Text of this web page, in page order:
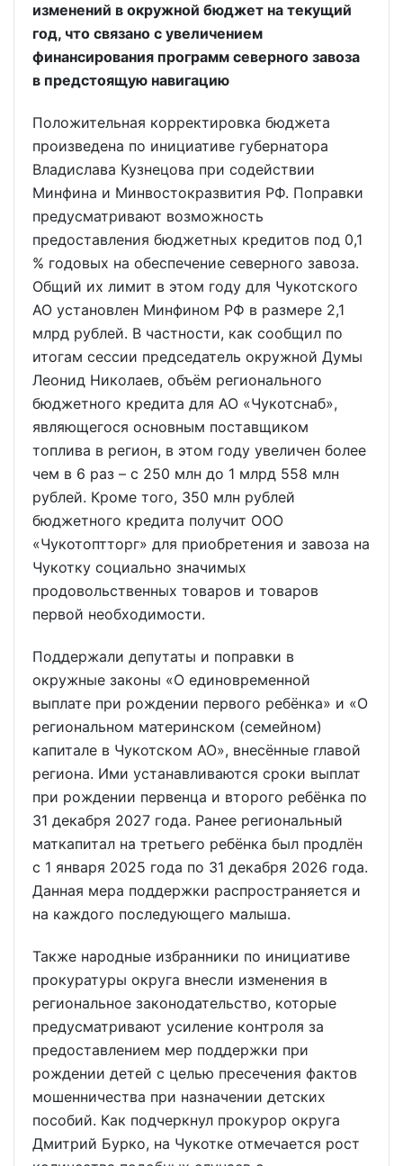
изменений в окружной бюджет на текущий
год, что связано с увеличением
финансирования программ северного завоза
в предстоящую навигацию
Положительная корректировка бюджета
произведена по инициативе губернатора
Владислава Кузнецова при содействии
Минфина и Минвостокразвития РФ. Поправки
предусматривают возможность
предоставления бюджетных кредитов под 0,1
% годовых на обеспечение северного завоза.
Общий их лимит в этом году для Чукотского
АО установлен Минфином РФ в размере 2,1
млрд рублей. В частности, как сообщил по
итогам сессии председатель окружной Думы
Леонид Николаев, объём регионального
бюджетного кредита для АО «Чукотснаб»,
являющегося основным поставщиком
топлива в регион, в этом году увеличен более
чем в 6 раз – с 250 млн до 1 млрд 558 млн
рублей. Кроме того, 350 млн рублей
бюджетного кредита получит ООО
«Чукотоптторг» для приобретения и завоза на
Чукотку социально значимых
продовольственных товаров и товаров
первой необходимости.
Поддержали депутаты и поправки в
окружные законы «О единовременной
выплате при рождении первого ребёнка» и «О
региональном материнском (семейном)
капитале в Чукотском АО», внесённые главой
региона. Ими устанавливаются сроки выплат
при рождении первенца и второго ребёнка по
31 декабря 2027 года. Ранее региональный
маткапитал на третьего ребёнка был продлён
с 1 января 2025 года по 31 декабря 2026 года.
Данная мера поддержки распространяется и
на каждого последующего малыша.
Также народные избранники по инициативе
прокуратуры округа внесли изменения в
региональное законодательство, которые
предусматривают усиление контроля за
предоставлением мер поддержки при
рождении детей с целью пресечения фактов
мошенничества при назначении детских
пособий. Как подчеркнул прокурор округа
Дмитрий Бурко, на Чукотке отмечается рост